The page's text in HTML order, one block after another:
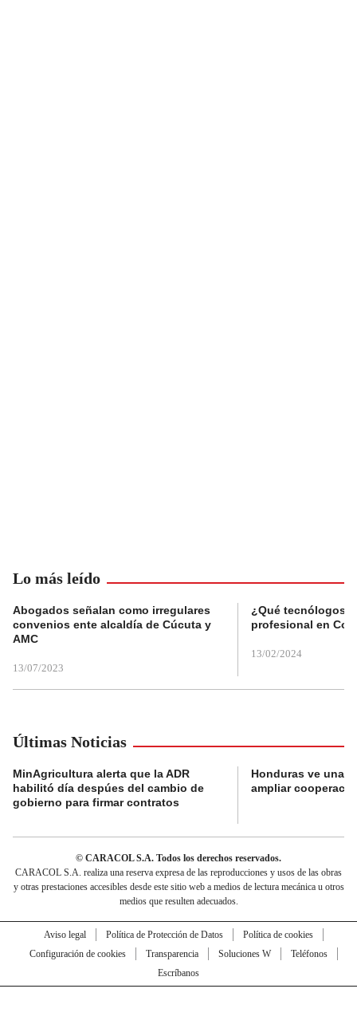
Lo más leído
Abogados señalan como irregulares
convenios ente alcaldía de Cúcuta y
AMC
13/07/2023
¿Qué tecnólogos
profesional en
13/02/2024
Últimas Noticias
MinAgricultura alerta que la ADR
habilitó día despúes del cambio de
gobierno para firmar contratos
Honduras ve una
ampliar
© CARACOL S.A. Todos los derechos reservados.
CARACOL S.A. realiza una reserva expresa de las reproducciones y usos de las obras
y otras prestaciones accesibles desde este sitio web a medios de lectura mecánica u otros
medios que resulten adecuados.
Aviso legal Política de Protección de Datos
Política de cookies
Configuración de cookies
Transparencia Soluciones W
Teléfonos
Escríbanos